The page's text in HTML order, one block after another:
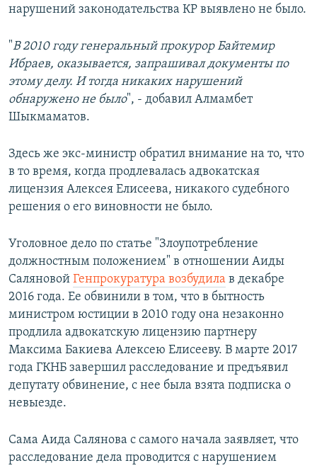
нарушений законодательства КР выявлено не было.
"В 2010 году генеральный прокурор Байтемир
Ибраев, оказывается, запрашивал документы по
этому делу. И тогда никаких нарушений
обнаружено не было", - добавил Алмамбет
Шыкмаматов.
Здесь же экс-министр обратил внимание на то, что
в то время, когда продлевалась адвокатская
лицензия Алексея Елисеева, никакого судебного
решения о его виновности не было.
Уголовное дело по статье "Злоупотребление
должностным положением" в отношении Аиды
Саляновой Генпрокуратура возбудила в декабре
2016 года. Ее обвинили в том, что в бытность
министром юстиции в 2010 году она незаконно
продлила адвокатскую лицензию партнеру
Максима Бакиева Алексею Елисееву. В марте 2017
года ГКНБ завершил расследование и предъявил
депутату обвинение, с нее была взята подписка о
невыезде.
Сама Аида Салянова с самого начала заявляет, что
расследование дела проводится с нарушением